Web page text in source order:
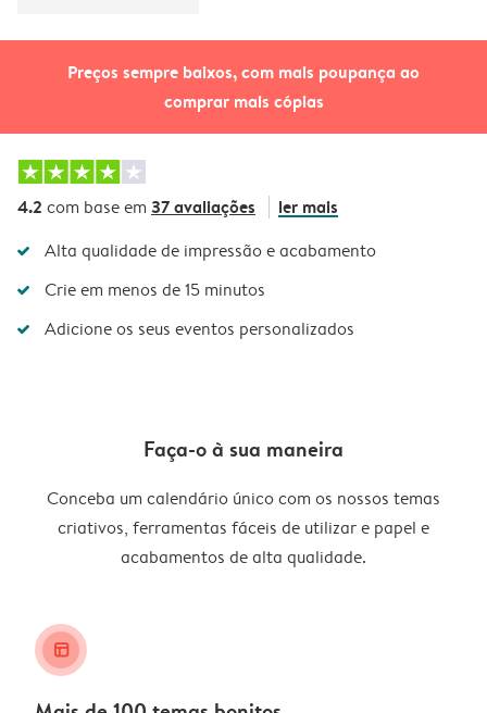
Preços sempre baixos, com mais poupança ao
comprar mais cópias
4.2 com base em 37 avaliações ler mais
Alta qualidade de impressão e acabamento
Crie em menos de 15 minutos
Adicione os seus eventos personalizados
Faça-o à sua maneira
Conceba um calendário único com os nossos temas
criativos, ferramentas fáceis de utilizar e papel e
acabamentos de alta qualidade.
layout_alt